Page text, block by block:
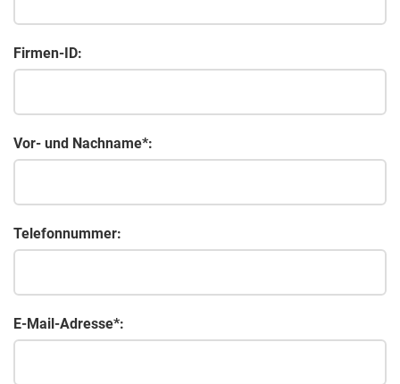
Firmen-ID:
Vor- und Nachname*:
Telefonnummer:
E-Mail-Adresse*: